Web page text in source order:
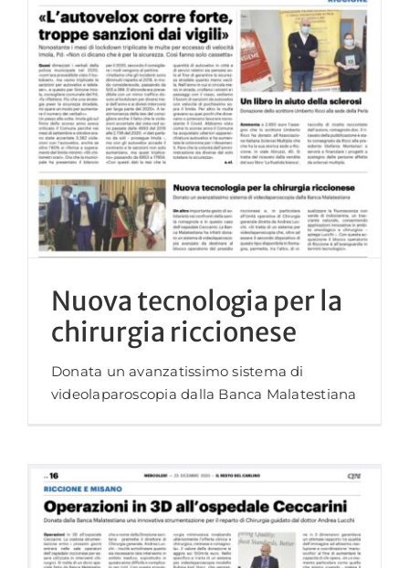
Nuova tecnologia per la
chirurgia riccionese
Donata un avanzatissimo sistema di
videolaparoscopia dalla Banca Malatestiana